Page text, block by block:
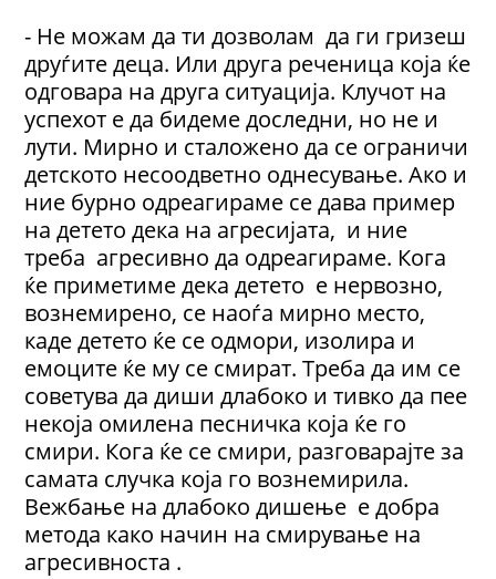
- Не можам да ти дозволам да ги гризеш
друѓите деца. Или друга реченица која ќе
одговара на друга ситуација. Клучот на
успехот е да бидеме доследни, но не и
лути. Мирно и сталожено да се ограничи
детското несоодветно однесување. Ако и
ние бурно одреагираме се дава пример
на детето дека на агресијата, и ние
треба агресивно да одреагираме. Кога
ќе приметиме дека детето е нервозно,
вознемирено, се наоѓа мирно место,
каде детето ќе се одмори, изолира и
емоците ќе му се смират. Треба да им се
советува да диши длабоко и тивко да пее
некоја омилена песничка која ќе го
смири. Кога ќе се смири, разговарајте за
самата случка која го вознемирила.
Вежбање на длабоко дишење е добра
метода како начин на смирување на
агресивноста .